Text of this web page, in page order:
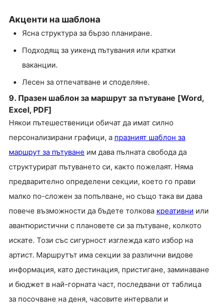
Акценти на шаблона
Ясна структура за бързо планиране.
Подходящ за уикенд пътувания или кратки
ваканции.
Лесен за отпечатване и споделяне.
9. Празен шаблон за маршрут за пътуване [Word,
Excel, PDF]
Някои пътешественици обичат да имат силно
персонализирани графици, а празният шаблон за
маршрут за пътуване им дава пълната свобода да
структурират пътуването си, както пожелаят. Няма
предварително определени секции, което го прави
малко по-сложен за попълване, но също така ви дава
повече възможности да бъдете толкова креативни или
авантюристични с плановете си за пътуване, колкото
искате. Този със сигурност изглежда като избор на
артист. Маршрутът има секции за различни видове
информация, като дестинация, пристигане, заминаване
и бюджет в най-горната част, последвани от таблица
за посочване на деня, часовите интервали и